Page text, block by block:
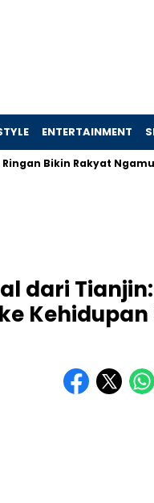
ENTERTAINMENT
Bikin Rakyat Ngamuk!
dari Tianjin:
Kehidupan